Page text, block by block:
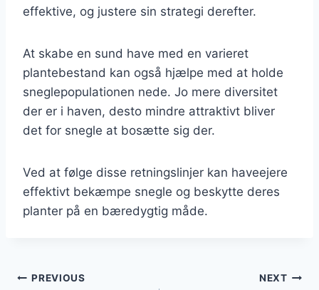
effektive, og justere sin strategi derefter.
At skabe en sund have med en varieret
plantebestand kan også hjælpe med at holde
sneglepopulationen nede. Jo mere diversitet
der er i haven, desto mindre attraktivt bliver
det for snegle at bosætte sig der.
Ved at følge disse retningslinjer kan haveejere
effektivt bekæmpe snegle og beskytte deres
planter på en bæredygtig måde.
Indlægsnavigation
PREVIOUS NEXT